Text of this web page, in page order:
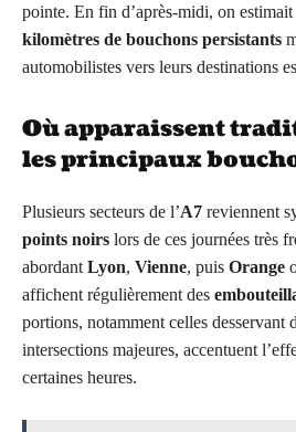
pointe. En fin d’après-midi, on
kilomètres de bouchons persistants
automobilistes vers leurs destinations
Où apparaissent
les principaux
Plusieurs secteurs de l’A7 reviennent
points noirs lors de ces journées très
abordant Lyon, Vienne, puis Orange
affichent régulièrement des
portions, notamment celles desservant
intersections majeures, accentuent
certaines heures.